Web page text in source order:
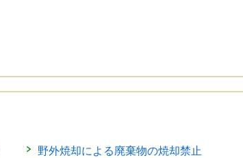
野外焼却による廃棄物の焼却禁止